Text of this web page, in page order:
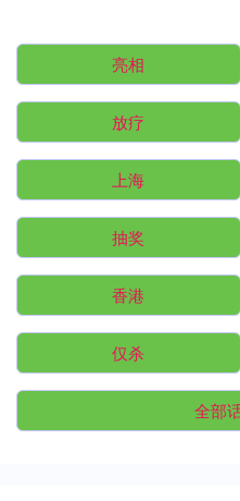
亮相
放疗
上海
抽奖
香港
仅杀
全部